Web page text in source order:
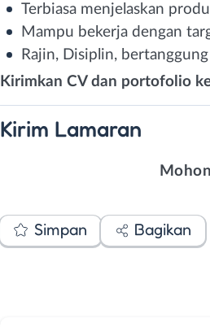
Terbiasa menjelaskan
Mampu bekerja dengan
Rajin, Disiplin,
Kirimkan CV dan portofolio
Kirim Lamaran
Simpan Bagikan